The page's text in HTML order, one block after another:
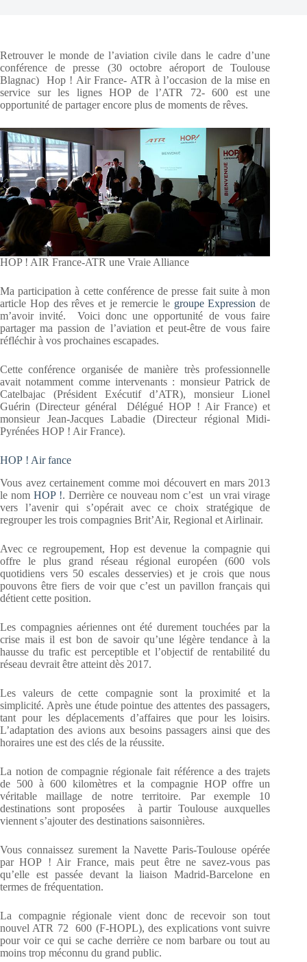
Retrouver le monde de l’aviation civile dans le cadre d’une
conférence de presse (30 octobre aéroport de Toulouse
Blagnac) Hop ! Air France- ATR à l’occasion de la mise en
service sur les lignes HOP de l’ATR 72- 600 est une
opportunité de partager encore plus de moments de rêves.
HOP ! AIR France-ATR une Vraie Alliance
Ma participation à cette conférence de presse fait suite à mon
article Hop des rêves et je remercie le groupe Expression de
m’avoir invité. Voici donc une opportunité de vous faire
partager ma passion de l’aviation et peut-être de vous faire
réfléchir à vos prochaines escapades.
Cette conférence organisée de manière très professionnelle
avait notamment comme intervenants : monsieur Patrick de
Catelbajac (Président Exécutif d’ATR), monsieur Lionel
Guérin (Directeur général Délégué HOP ! Air France) et
monsieur Jean-Jacques Labadie (Directeur régional Midi-
Pyrénées HOP ! Air France).
HOP ! Air fance
Vous avez certainement comme moi découvert en mars 2013
le nom HOP !. Derrière ce nouveau nom c’est un vrai virage
vers l’avenir qui s’opérait avec ce choix stratégique de
regrouper les trois compagnies Brit’Air, Regional et Airlinair.
Avec ce regroupement, Hop est devenue la compagnie qui
offre le plus grand réseau régional européen (600 vols
quotidiens vers 50 escales desservies) et je crois que nous
pouvons être fiers de voir que c’est un pavillon français qui
détient cette position.
Les compagnies aériennes ont été durement touchées par la
crise mais il est bon de savoir qu’une légère tendance à la
hausse du trafic est perceptible et l’objectif de rentabilité du
réseau devrait être atteint dès 2017.
Les valeurs de cette compagnie sont la proximité et la
simplicité. Après une étude pointue des attentes des passagers,
tant pour les déplacements d’affaires que pour les loisirs.
L’adaptation des avions aux besoins passagers ainsi que des
horaires une est des clés de la réussite.
La notion de compagnie régionale fait référence a des trajets
de 500 à 600 kilomètres et la compagnie HOP offre un
véritable maillage de notre territoire. Par exemple 10
destinations sont proposées à partir Toulouse auxquelles
viennent s’ajouter des destinations saisonnières.
Vous connaissez surement la Navette Paris-Toulouse opérée
par HOP ! Air France, mais peut être ne savez-vous pas
qu’elle est passée devant la liaison Madrid-Barcelone en
termes de fréquentation.
La compagnie régionale vient donc de recevoir son tout
nouvel ATR 72 600 (F-HOPL), des explications vont suivre
pour voir ce qui se cache derrière ce nom barbare ou tout au
moins trop méconnu du grand public.